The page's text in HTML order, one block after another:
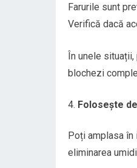
Farurile sunt
Verifică dacă
În unele
blochezi
Folosește
Poți amplasa în
eliminarea